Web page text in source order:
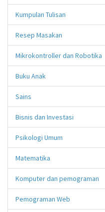
Kumpulan Tulisan
Resep Masakan
Mikrokontroller dan Robotika
Buku Anak
Sains
Bisnis dan Investasi
Psikologi Umum
Matematika
Komputer dan pemograman
Pemograman Web